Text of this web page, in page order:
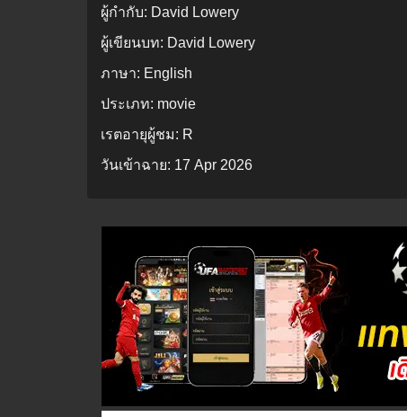
ผู้กำกับ: David Lowery
ผู้เขียนบท: David Lowery
ภาษา: English
ประเภท: movie
เรตอายุผู้ชม: R
วันเข้าฉาย: 17 Apr 2026